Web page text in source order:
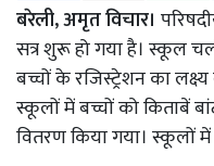
बरेली, अमृत विचार।
सत्र शुरू हो गया है। स्कूल
बच्चों के रजिस्ट्रेशन का
स्कूलों में बच्चों को किताबें
वितरण किया गया। स्कूलों